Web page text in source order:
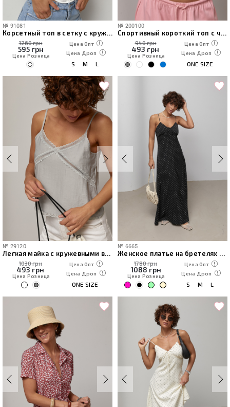
№ 91081
Корсетный топ в сетку с кружевом
1260 грн
595грн
Цена Розница
Цена Опт
Цена Дроп
S M L
№ 200100
Спортивный короткий топ с чашечками
940 грн
493 грн
Цена Розница
Цена Опт
Цена Дроп
ONE SIZE
№ 29120
Легкая майка с кружевными вставками
1030 грн
493 грн
Цена Розница
Цена Опт
Цена Дроп
ONE SIZE
№ 6665
Женское платье на бретелях в горох с кружевом
1780 грн
1088 грн
Цена Розница
Цена Опт
Цена Дроп
S M L